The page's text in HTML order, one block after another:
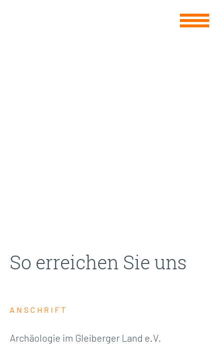
So erreichen Sie uns
ANSCHRIFT
Archäologie im Gleiberger Land e.V.